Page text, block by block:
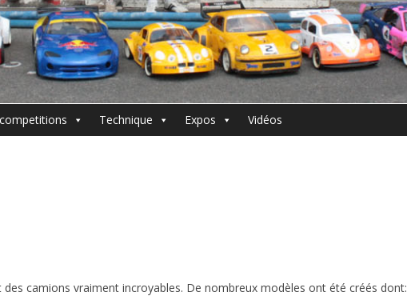
competitions Technique Expos Vidéos
camions vraiment incroyables. De nombreux modèles ont été créés dont: